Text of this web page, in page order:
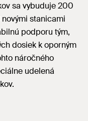
sa vybuduje 200
stanicami
podporu tým,
dosiek k oporným
náročného
udelená